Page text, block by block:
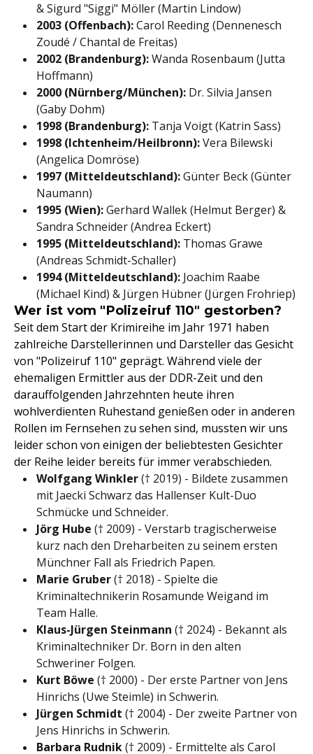
& Sigurd "Siggi" Möller (Martin Lindow)
2003 (Offenbach):Carol Reeding (Dennenesch
Zoudé / Chantal de Freitas)
2002 (Brandenburg):Wanda Rosenbaum (Jutta
Hoffmann)
2000 (Nürnberg/München): Dr. Silvia Jansen
(Gaby Dohm)
1998 (Brandenburg): Tanja Voigt (Katrin Sass)
1998 (Ichtenheim/Heilbronn):Vera Bilewski
(Angelica Domröse)
1997 (Mitteldeutschland):Günter Beck (Günter
Naumann)
1995 (Wien):Gerhard Wallek (Helmut Berger) &
Sandra Schneider (Andrea Eckert)
1995 (Mitteldeutschland): Thomas Grawe
(Andreas Schmidt-Schaller)
1994 (Mitteldeutschland): Joachim Raabe
(Michael Kind) & Jürgen Hübner (Jürgen Frohriep)
Wer ist vom "Polizeiruf 110" gestorben?
Seit dem Start der Krimireihe im Jahr 1971 haben
zahlreiche Darstellerinnen und Darsteller das Gesicht
von "Polizeiruf 110" geprägt. Während viele der
ehemaligen Ermittler aus der DDR-Zeit und den
darauffolgenden Jahrzehnten heute ihren
wohlverdienten Ruhestand genießen oder in anderen
Rollen im Fernsehen zu sehen sind, mussten wir uns
leider schon von einigen der beliebtesten Gesichter
der Reihe leider bereits für immer verabschieden.
Wolfgang Winkler(† 2019) - Bildete zusammen
mit Jaecki Schwarz das Hallenser Kult-Duo
Schmücke und Schneider.
Jörg Hube († 2009) - Verstarb tragischerweise
kurz nach den Dreharbeiten zu seinem ersten
Münchner Fall als Friedrich Papen.
Marie Gruber(† 2018) - Spielte die
Kriminaltechnikerin Rosamunde Weigand im
Team Halle.
Klaus-Jürgen Steinmann († 2024) - Bekannt als
Kriminaltechniker Dr. Born in den alten
Schweriner Folgen.
Kurt Böwe († 2000) - Der erste Partner von Jens
Hinrichs (Uwe Steimle) in Schwerin.
Jürgen Schmidt († 2004) - Der zweite Partner von
Jens Hinrichs in Schwerin.
Barbara Rudnik(† 2009) - Ermittelte als Carol